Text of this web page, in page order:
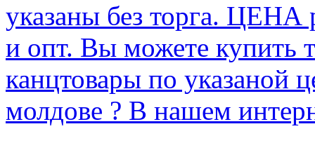
указаны без торга.
и опт. Вы можете купить
канцтовары по указаной
молдове ? В нашем